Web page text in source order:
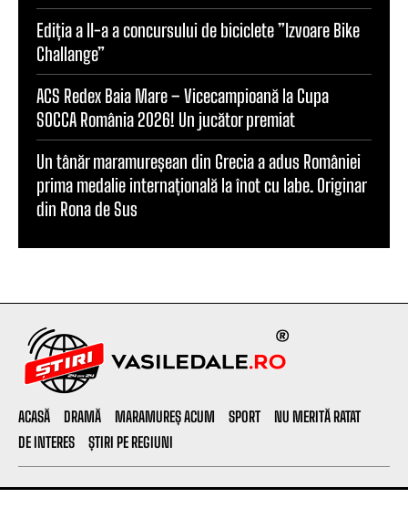
Ediția a II-a a concursului de biciclete ”Izvoare Bike
Challange”
ACS Redex Baia Mare – Vicecampioană la Cupa
SOCCA România 2026! Un jucător premiat
Un tânăr maramureșean din Grecia a adus României
prima medalie internațională la înot cu labe. Originar
din Rona de Sus
ACASĂ DRAMĂ MARAMUREȘ ACUM SPORT
NU MERITĂ RATAT
DE INTERES
ȘTIRI PE REGIUNI